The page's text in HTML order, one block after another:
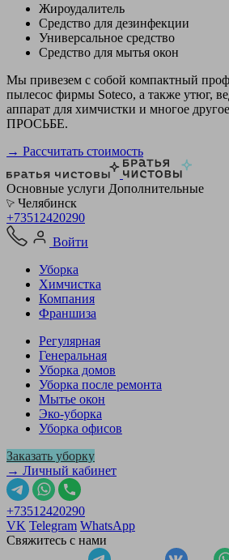
Жироудалитель
Средство для дезинфекции
Универсальное средство
Средство для мытья окон
Мы привезем с собой компактный
пылесос фирмы Soteco, а также утюг,
аппарат для химчистки и многое
ПРОСЬБЕ.
→ Рассчитать стоимость
Основные услуги Дополнительные
Челябинск
+73512420290
Войти
Уборка
Химчистка
Компания
Франшиза
Регулярная
Генеральная
Уборка домов
Уборка после ремонта
Мытье окон
Эко-уборка
Уборка офисов
Заказать уборку
→ Личный кабинет
+73512420290
VK Telegram WhatsApp
Свяжитесь с нами